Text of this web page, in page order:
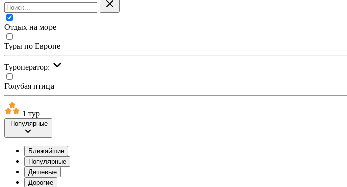
Отдых на море
Туры по Европе
Туроператор:
Голубая птица
1 тур
Популярные
Ближайшие
Популярные
Дешевые
Дорогие